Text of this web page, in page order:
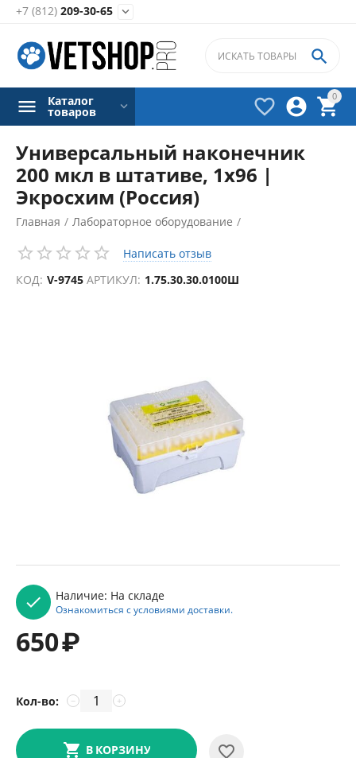
+7 (812) 209-30-65 
0




Каталог
товаров
Универсальный наконечник
200 мкл в штативе, 1х96 |
Экросхим (Россия)
Главная / Лабораторное оборудование /
Дозаторы лабораторные /
Аксессуары для лабораторных дозаторов
Написать отзыв
КОД: V-9745 АРТИКУЛ: 1.75.30.30.0100Ш
Наличие: На складе
Ознакомиться с условиями доставки.
650₽
Кол-во: +
−
В КОРЗИНУ